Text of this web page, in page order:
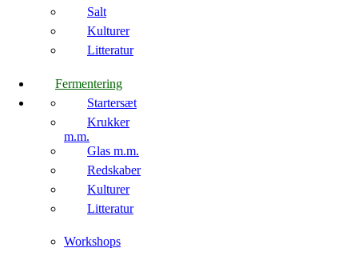
Salt
Kulturer
Litteratur
Fermentering
Startersæt
Krukker
m.m.
Glas m.m.
Redskaber
Kulturer
Litteratur
Workshops